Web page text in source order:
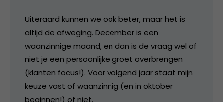
Uiteraard kunnen we ook beter, maar het is
altijd de afweging. December is een
waanzinnige maand, en dan is de vraag wel of
niet je een persoonlijke groet overbrengen
(klanten focus!). Voor volgend jaar staat mijn
keuze vast of waanzinnig (en in oktober
beginnen!) of niet.